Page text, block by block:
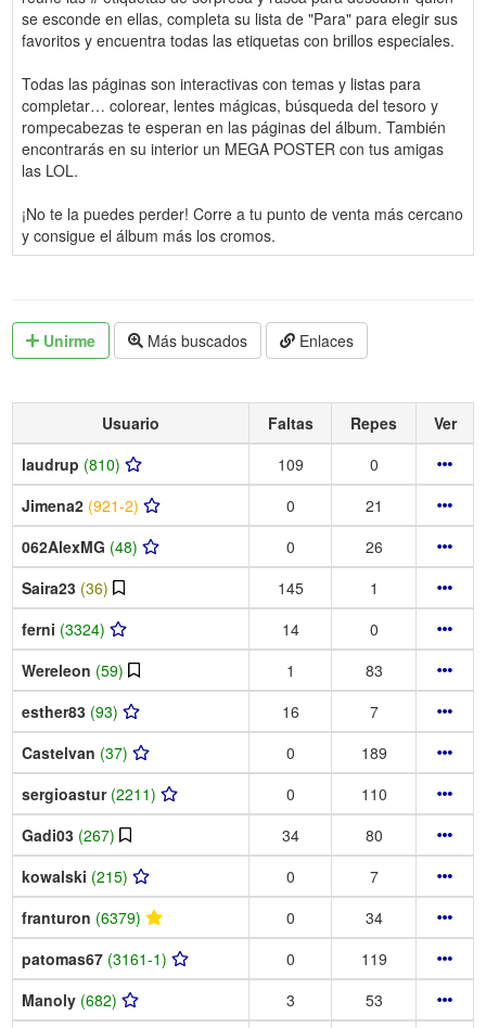
se esconde en ellas, completa su lista de "Para" para elegir sus
favoritos y encuentra todas las etiquetas con brillos especiales.
Todas las páginas son interactivas con temas y listas para
completar… colorear, lentes mágicas, búsqueda del tesoro y
rompecabezas te esperan en las páginas del álbum. También
encontrarás en su interior un MEGA POSTER con tus amigas
las LOL.
¡No te la puedes perder! Corre a tu punto de venta más cercano
y consigue el álbum más los cromos.
Unirme Más buscados Enlaces
Usuario Faltas Repes
Ver
laudrup (810) 109
0
Jimena2 (921-2) 0
21
062AlexMG (48) 0
26
Saira23 (36) 145
1
ferni (3324) 14
0
Wereleon (59) 1
83
esther83 (93) 16
7
Castelvan (37) 0
189
sergioastur (2211) 0
110
Gadi03 (267) 34
80
kowalski (215) 0
7
franturon (6379) 0
34
patomas67 (3161-1) 0
119
Manoly (682) 3
53